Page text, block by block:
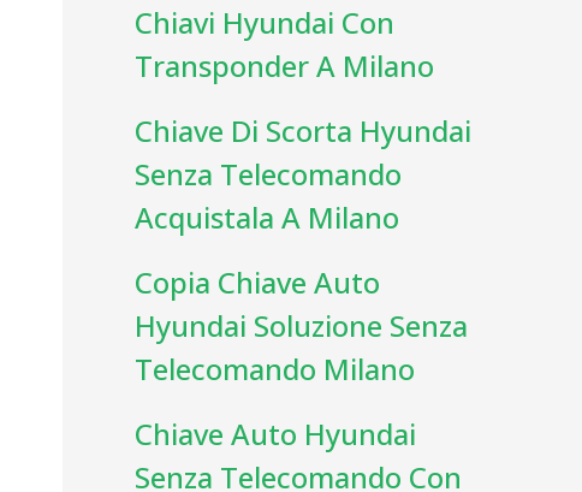
Chiavi Hyundai Con
Transponder A Milano
Chiave Di Scorta Hyundai
Senza Telecomando
Acquistala A Milano
Copia Chiave Auto
Hyundai Soluzione Senza
Telecomando Milano
Chiave Auto Hyundai
Senza Telecomando Con